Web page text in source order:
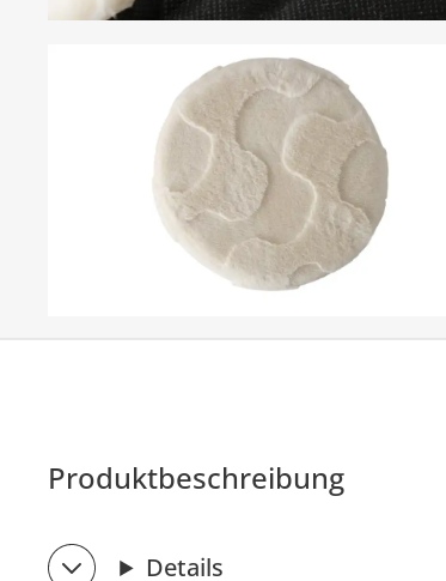
Produktbeschreibung
Details